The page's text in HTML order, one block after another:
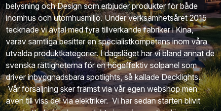
belysning och Design som erbjuder produkter för både
inomhus och utomhusmiljö. Under verksamhetsåret 2015
tecknade vi avtal med fyra tillverkande fabriker i Kina,
varav samtliga besitter en specialistkompetens inom våra
utvalda produktkategorier. I dagsläget har vi bland annat de
svenska rättigheterna för en högeffektiv solpanel som
driver inbyggnadsbara spotlights, så kallade Decklights.
Vår försäljning sker främst via vår egen webshop men
även till viss del via elektriker. Vi har sedan starten blivit